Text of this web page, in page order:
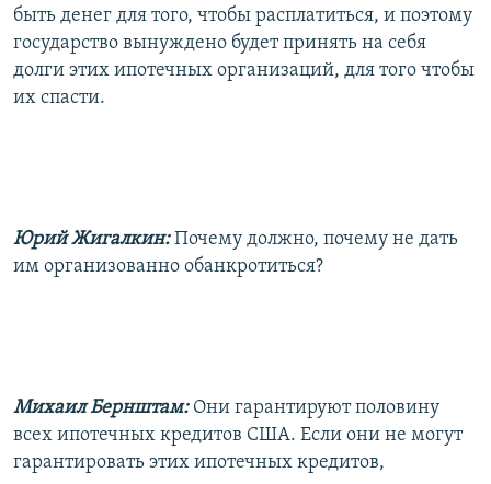
быть денег для того, чтобы расплатиться, и поэтому
государство вынуждено будет принять на себя
долги этих ипотечных организаций, для того чтобы
их спасти.
Юрий Жигалкин:Почему должно, почему не дать
им организованно обанкротиться?
Михаил Бернштам: Они гарантируют половину
всех ипотечных кредитов США. Если они не могут
гарантировать этих ипотечных кредитов,